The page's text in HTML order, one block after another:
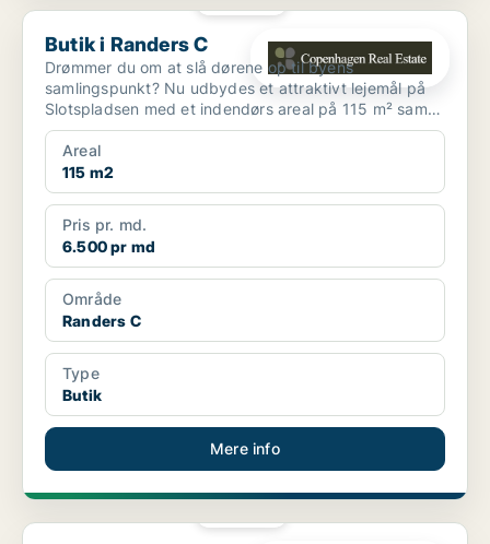
Butik i Randers C
Butik i Randers C
Drømmer du om at slå dørene op til byens
samlingspunkt? Nu udbydes et attraktivt lejemål på
Slotspladsen med et indendørs areal på 115 m² samt
en fantastisk,...
Areal
115 m2
Pris pr. md.
6.500 pr md
Område
Randers C
Type
Butik
Mere info
Restaurant i Højbjerg